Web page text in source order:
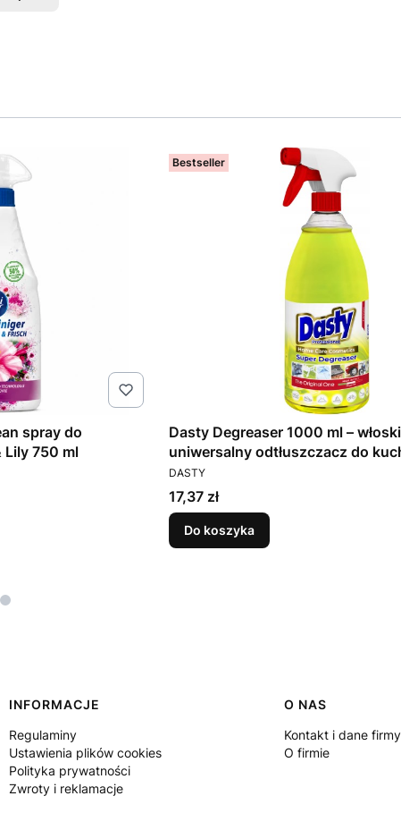
spray do
Lily 750 ml
Bestseller
Dasty Degreaser 1000 ml – włoski
uniwersalny odtłuszczacz do
tylko
PRODUCENT
DASTY
Cena
17,37 zł
Do koszyka
INFORMACJE
Regulaminy
Ustawienia plików cookies
Polityka prywatności
Zwroty i reklamacje
O NAS
Kontakt i dane firmy
O firmie